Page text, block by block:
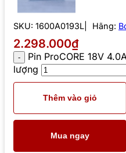
SKU: 1600A0193L Hãng:
2.298.000₫
Pin ProCORE 18V
lượng
Thêm vào giỏ
Mua ngay